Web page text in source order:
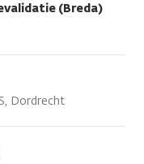
(Breda)
Dordrecht